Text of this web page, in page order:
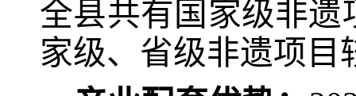
全县共有国家级非遗
家级、省级非遗项目